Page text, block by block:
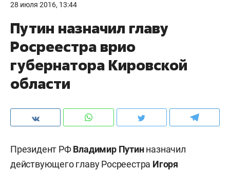
28 июля 2016, 13:44
Путин назначил главу
Росреестра врио
губернатора Кировской
области
Президент РФВладимир Путинназначил
действующего главу Росреестра Игоря